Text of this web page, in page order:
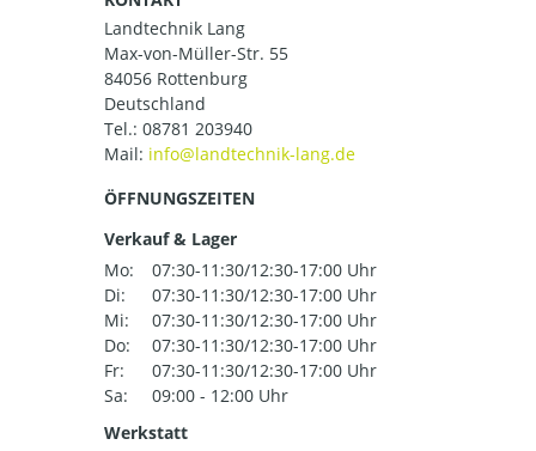
Landtechnik Lang
Max-von-Müller-Str. 55
84056 Rottenburg
Deutschland
Tel.: 08781 203940
Mail:
ÖFFNUNGSZEITEN
Verkauf & Lager
Mo:
07:30-11:30/12:30-17:00 Uhr
Di:
07:30-11:30/12:30-17:00 Uhr
Mi:
07:30-11:30/12:30-17:00 Uhr
Do:
07:30-11:30/12:30-17:00 Uhr
Fr:
07:30-11:30/12:30-17:00 Uhr
Sa:
09:00 - 12:00 Uhr
Werkstatt